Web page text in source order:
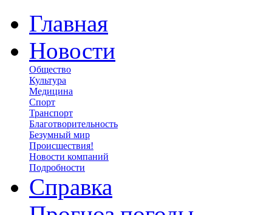
Главная
Новости
Общество
Культура
Медицина
Спорт
Транспорт
Благотворительность
Безумный мир
Происшествия!
Новости компаний
Подробности
Справка